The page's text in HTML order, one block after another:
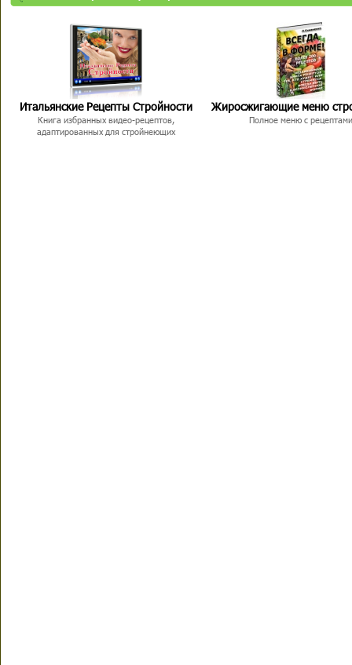
Итальянские Рецепты Стройности
Книга избранных видео-рецептов,
адаптированных для стройнеющих
Жиросжигающие меню
Полное меню с рецептами